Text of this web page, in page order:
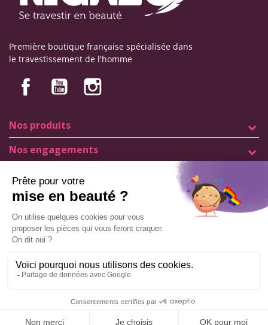
AJOUTER AU PANIER
Première boutique française spécialisée dans
le travestissement de l'homme
Nos produits
Nos engagements
Informations
Mentions légales
Conditions générales de vente
© Copyright Labophyto
Tous droits réservés